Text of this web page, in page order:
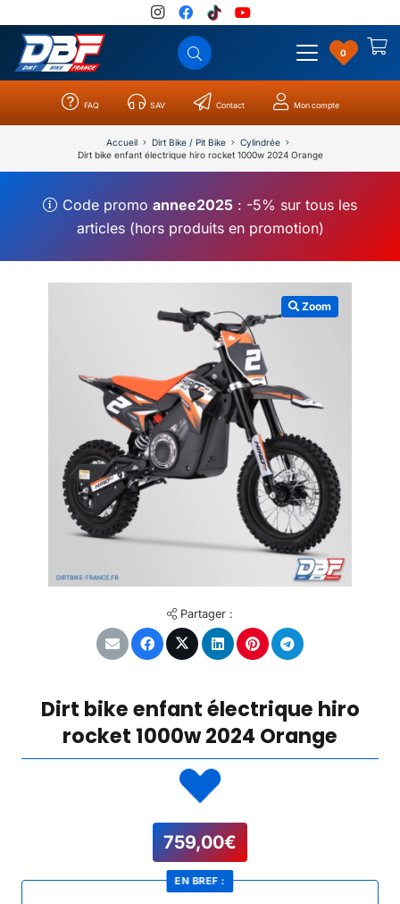
0
FAQ SAV Contact Mon compte
Accueil Dirt Bike / Pit Bike
Cylindrée
Dirt bike enfant électrique hiro rocket 1000w 2024 Orange
Code promoannee2025 : -5% sur tous les
articles (hors produits en promotion)
Zoom
Partager :
Dirt bike enfant électrique hiro
rocket 1000w 2024 Orange
759,00€
EN BREF :
Catégories Résultats